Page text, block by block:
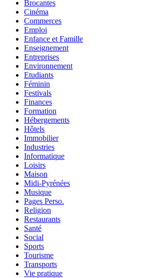
Brocantes
Cinéma
Commerces
Emploi
Enfance et Famille
Enseignement
Entreprises
Environnement
Etudiants
Féminin
Festivals
Finances
Formation
Hébergements
Hôtels
Immobilier
Industries
Informatique
Loisirs
Maison
Midi-Pyrénées
Musique
Pages Perso.
Religion
Restaurants
Santé
Social
Sports
Tourisme
Transports
Vie pratique